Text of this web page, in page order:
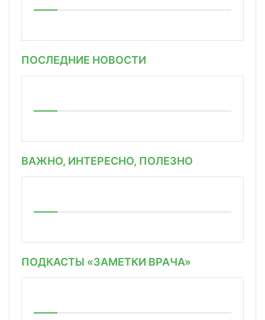
ПОСЛЕДНИЕ НОВОСТИ
ВАЖНО, ИНТЕРЕСНО, ПОЛЕЗНО
ПОДКАСТЫ «ЗАМЕТКИ ВРАЧА»